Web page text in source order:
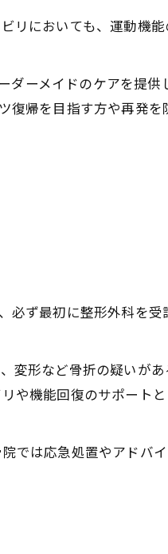
リにおいても、運動機能
ダーメイドのケアを提供
復帰を目指す方や再発を
必ず最初に整形外科を受
変形など骨折の疑いがあ
や機能回復のサポート
では応急処置やアドバ